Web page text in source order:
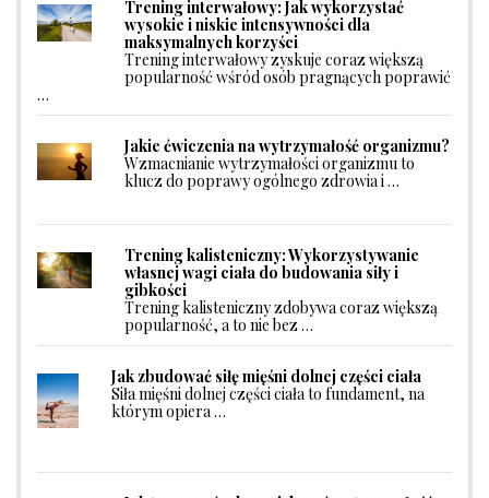
Trening interwałowy: Jak wykorzystać
wysokie i niskie intensywności dla
maksymalnych korzyści
Trening interwałowy zyskuje coraz większą
popularność wśród osób pragnących poprawić
…
Jakie ćwiczenia na wytrzymałość organizmu?
Wzmacnianie wytrzymałości organizmu to
klucz do poprawy ogólnego zdrowia i …
Trening kalisteniczny: Wykorzystywanie
własnej wagi ciała do budowania siły i
gibkości
Trening kalisteniczny zdobywa coraz większą
popularność, a to nie bez …
Jak zbudować siłę mięśni dolnej części ciała
Siła mięśni dolnej części ciała to fundament, na
którym opiera …